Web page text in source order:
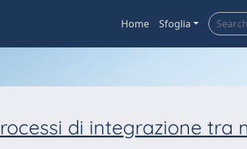
Home Sfoglia
di integrazione tra